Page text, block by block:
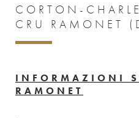
CORTON-
INFORMAZIONI
RAMONET